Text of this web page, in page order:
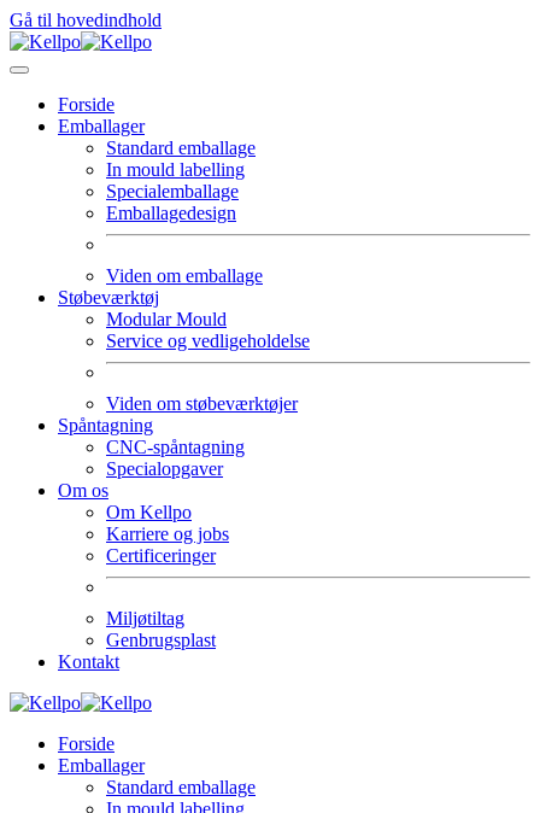
Gå til hovedindhold
Forside
Emballager
Standard emballage
In mould labelling
Specialemballage
Emballagedesign
Viden om emballage
Støbeværktøj
Modular Mould
Service og vedligeholdelse
Viden om støbeværktøjer
Spåntagning
CNC-spåntagning
Specialopgaver
Om os
Om Kellpo
Karriere og jobs
Certificeringer
Miljøtiltag
Genbrugsplast
Kontakt
Forside
Emballager
Standard emballage
In mould labelling